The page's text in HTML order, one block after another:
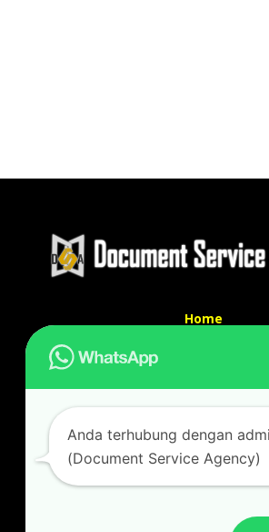
Home
Kontak kami
Alamat kantor :
Jl Swadaya Pam No 6 Rt 006 Rw 007
Cakung, Jakarta Timur 13930
(Dekat Mesjid Al Marzukiyah
Anda terhubung dengan
(Document Service Agency)